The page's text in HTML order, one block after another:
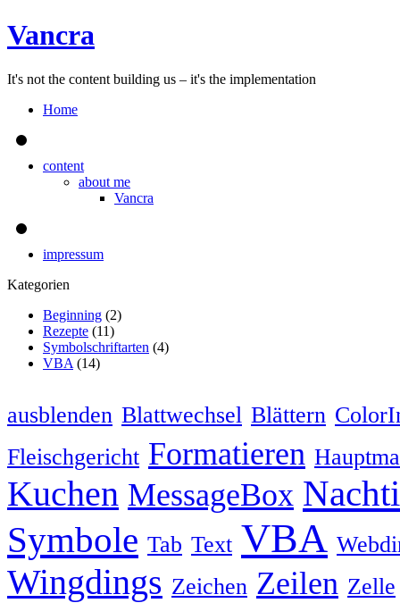
Vancra
It's not the content building us – it's the implementation
Home
content
about me
Vancra
impressum
Kategorien
Beginning (2)
Rezepte (11)
Symbolschriftarten (4)
VBA (14)
ausblenden Blattwechsel Blättern
Fleischgericht Formatieren
Kuchen MessageBox
Symbole Tab Text VBA
Wingdings Zeichen Zeilen Zelle